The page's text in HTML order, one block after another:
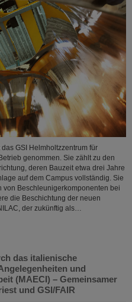
GSI Helmholtzzentrum für
genommen. Sie zählt zu den
deren Bauzeit etwa drei Jahre
auf dem Campus vollständig. Sie
von Beschleunigerkomponenten bei
die Beschichtung der neuen
der zukünftig als…
das italienische
und
(MAECI) – Gemeinsamer
und GSI/FAIR